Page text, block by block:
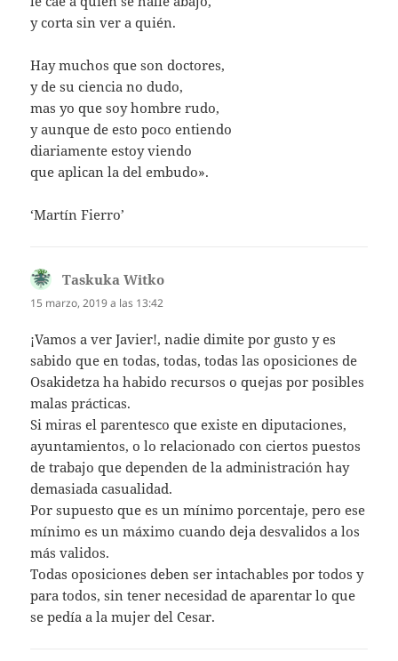
y corta sin ver a quién.
Hay muchos que son doctores,
y de su ciencia no dudo,
mas yo que soy hombre rudo,
y aunque de esto poco entiendo
diariamente estoy viendo
que aplican la del embudo».
‘Martín Fierro’
Taskuka Witko
15 marzo, 2019 a las 13:42
¡Vamos a ver Javier!, nadie dimite por gusto y es
sabido que en todas, todas, todas las oposiciones de
Osakidetza ha habido recursos o quejas por posibles
malas prácticas.
Si miras el parentesco que existe en diputaciones,
ayuntamientos, o lo relacionado con ciertos puestos
de trabajo que dependen de la administración hay
demasiada casualidad.
Por supuesto que es un mínimo porcentaje, pero ese
mínimo es un máximo cuando deja desvalidos a los
más validos.
Todas oposiciones deben ser intachables por todos y
para todos, sin tener necesidad de aparentar lo que
se pedía a la mujer del Cesar.